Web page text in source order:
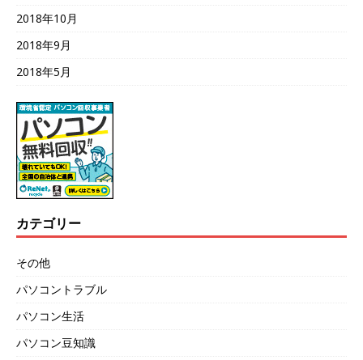
2018年10月
2018年9月
2018年5月
カテゴリー
その他
パソコントラブル
パソコン生活
パソコン豆知識